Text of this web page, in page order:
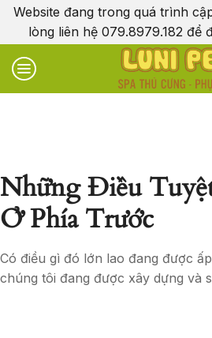
Website đang trong quá trình
lòng liên hệ 079.8979.182 để
Những Điều
Ở Phía Trước
Có điều gì đó lớn lao đang được
chúng tôi đang được xây dựng và